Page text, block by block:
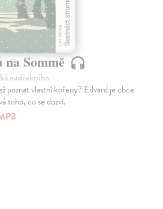
na Sommě
audiokniha
poznat vlastní kořeny? Edvard je chce
toho, co se dozví.